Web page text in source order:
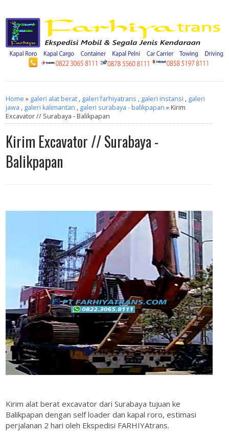
Home » galeri alat berat, galeri farhiyatrans , galeri instansi , galeri
jawa , galeri kalimantan , galeri surabaya - balikpapan » Kirim
Excavator // Surabaya - Balikpapan
Kirim Excavator // Surabaya -
Balikpapan
Kirim alat berat excavator dari Surabaya tujuan ke
Balikpapan dengan self loader dan kapal roro, estimasi
perjalanan 2 hari oleh Ekspedisi FARHIYAtrans.